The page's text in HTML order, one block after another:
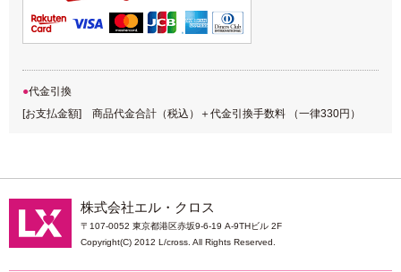
代金引換
[お支払金額] 商品代金合計（税込）＋代金引換手数料 （一律330円）
株式会社エル・クロス
〒107-0052 東京都港区赤坂9-6-19 A-9THビル 2F
Copyright(C) 2012 L/cross. All Rights Reserved.